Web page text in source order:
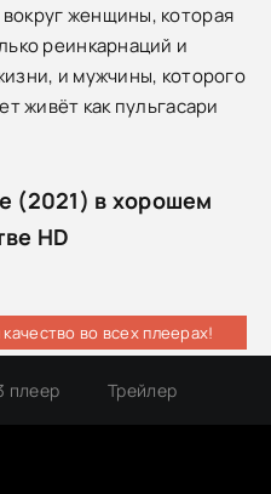
женщины, которая
реинкарнаций и
и мужчины, которого
живёт как пульгасари
(2021) в хорошем
HD
во всех плеерах!
плеер Трейлер